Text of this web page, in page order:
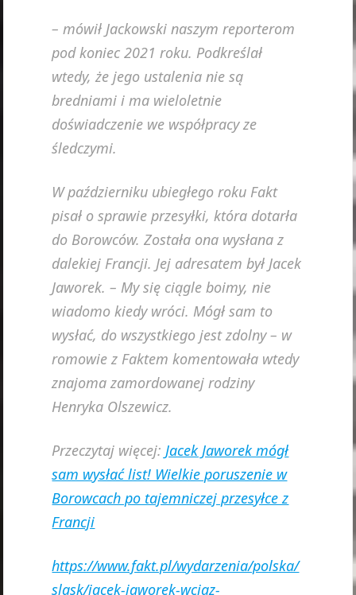
– mówił Jackowski naszym reporterom
pod koniec 2021 roku. Podkreślał
wtedy, że jego ustalenia nie są
bredniami i ma wieloletnie
doświadczenie we współpracy ze
śledczymi.
W październiku ubiegłego roku Fakt
pisał o sprawie przesyłki, która dotarła
do Borowców. Została ona wysłana z
dalekiej Francji. Jej adresatem był Jacek
Jaworek. – My się ciągle boimy, nie
wiadomo kiedy wróci. Mógł sam to
wysłać, do wszystkiego jest zdolny – w
romowie z Faktem komentowała wtedy
znajoma zamordowanej rodziny
Henryka Olszewicz.
Przeczytaj więcej: Jacek Jaworek mógł
sam wysłać list! Wielkie poruszenie w
Borowcach po tajemniczej przesyłce z
Francji
https://www.fakt.pl/wydarzenia/polska/
slask/jacek-jaworek-wciaz-